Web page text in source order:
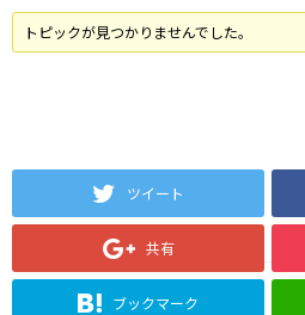
トピックが見つかりませんでした。
ツイート
共有
ブックマーク